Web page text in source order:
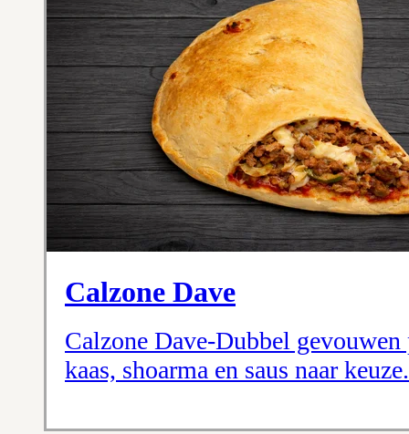
Calzone Dave
Calzone Dave-Dubbel gevouwen
kaas, shoarma en saus naar keuze.